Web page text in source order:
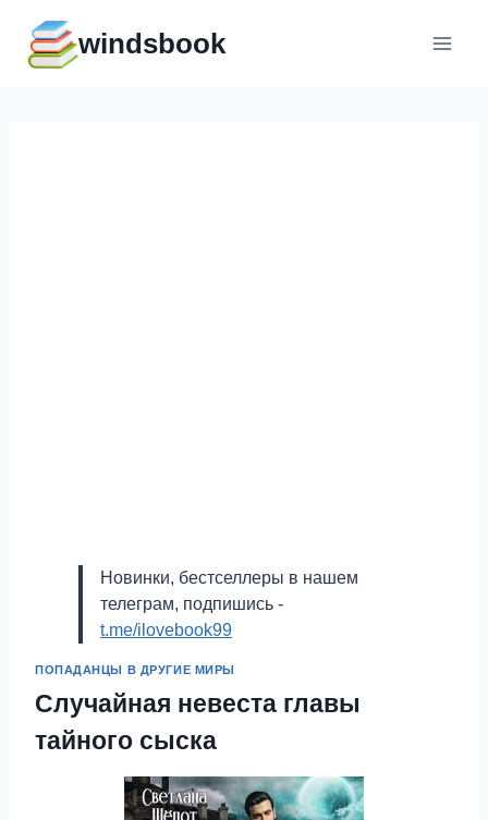
содержимому
windsbook
Новинки, бестселлеры в нашем
телеграм, подпишись -
t.me/ilovebook99
ПОПАДАНЦЫ В ДРУГИЕ МИРЫ
Случайная невеста главы
тайного сыска